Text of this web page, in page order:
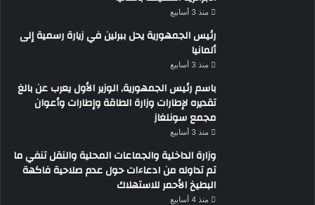
منذ 3 أسابيع
رئيس الجمهورية يحل ببرلين في زيارة رسمية إلى
ألمانيا
منذ 3 أسابيع
باسم رئيس الجمهورية, الوزير الأول يعرب عن بالغ
تقديره لإطارات وزارة الطاقة وإطارات وأعوان
مجمع سونلغاز
منذ 3 أسابيع
وزارة الداخلية والجماعات المحلية والنقل تنفي ما
تم تداوله من ادعاءات حول عدم صلاحية فاكهة
البطيخ الأحمر للاستهلاك
منذ 4 أسابيع